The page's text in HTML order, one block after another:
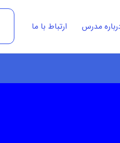
مدرس ارتباط با ما